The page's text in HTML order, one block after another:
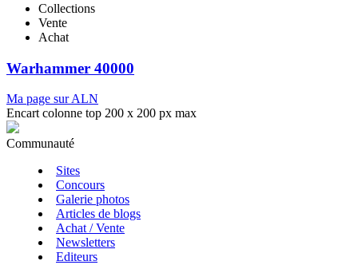
Collections
Vente
Achat
Warhammer 40000
Ma page sur ALN
Encart colonne top 200 x 200 px max
Communauté
Sites
Concours
Galerie photos
Articles de blogs
Achat / Vente
Newsletters
Editeurs